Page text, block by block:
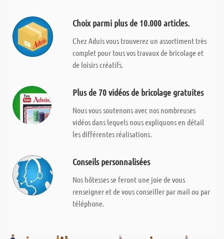
Choix parmi plus de 10.000 articles.
Chez Aduis vous trouverez un assortiment très
complet pour tous vos travaux de bricolage et
de loisirs créatifs.
Plus de 70 vidéos de bricolage gratuites
Nous vous soutenons avec nos nombreuses
vidéos dans lequels nous expliquons en détail
les différentes réalisations.
Conseils personnalisées
Nos hôtesses se feront une joie de vous
renseigner et de vous conseiller par mail ou par
téléphone.